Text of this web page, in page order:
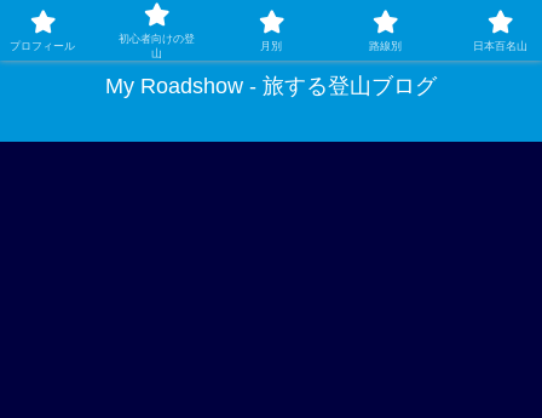
ガチ登山ではなく、グルメや温泉、観光もする旅する登山
My Roadshow - 旅する登山ブログ
プロフィール
初心者向けの登
山
月別 路線別 日本百名山